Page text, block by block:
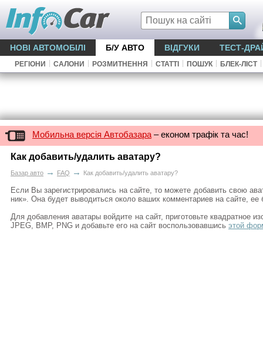
НОВІ АВТОМОБІЛІ Б/У АВТО ВІДГУКИ ТЕСТ-
РЕГІОНИ САЛОНИ РОЗМИТНЕННЯ СТАТТІ ПОШУК БЛЕК-ЛІСТ
Мобильна версія Автобазара – економ трафік та час!
Как добавить/удалить аватару?
Базар авто → FAQ → Как добавить/удалить аватару?
Если Вы зарегистрировались на сайте, то можете добавить свою
ник». Она будет выводиться около ваших комментариев на сайте, ее
Для добавления аватары войдите на сайт, приготовьте квадратное
JPEG, BMP, PNG и добавьте его на сайт воспользовавшись этой